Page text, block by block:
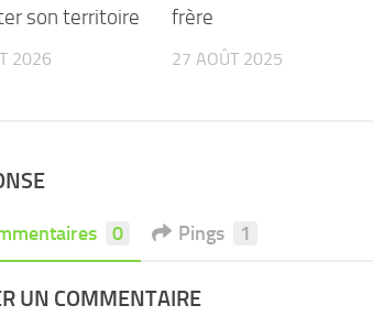
son territoire
2026
frère
27 AOÛT 2025
0 Pings 1
UN COMMENTAIRE